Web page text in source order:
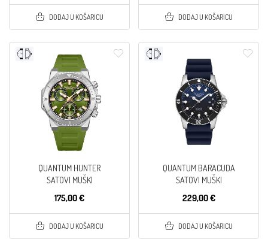
DODAJ U KOŠARICU DODAJ U KOŠARICU
QUANTUM HUNTER
SATOVI MUŠKI
175,00 €
DODAJ U KOŠARICU
QUANTUM BARACUDA
SATOVI MUŠKI
229,00 €
DODAJ U KOŠARICU